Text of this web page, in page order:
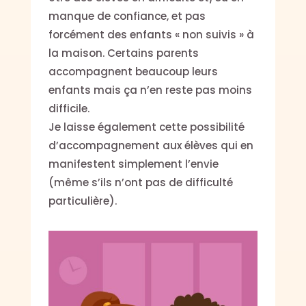
manque de confiance, et pas
forcément des enfants « non suivis » à
la maison. Certains parents
accompagnent beaucoup leurs
enfants mais ça n’en reste pas moins
difficile.
Je laisse également cette possibilité
d’accompagnement aux élèves qui en
manifestent simplement l’envie
(même s’ils n’ont pas de difficulté
particulière).